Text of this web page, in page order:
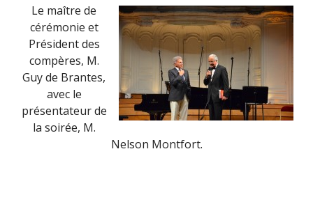
Le maître de
cérémonie et
Président des
compères, M.
Guy de Brantes,
avec le
présentateur de
la soirée, M.
Nelson Montfort.